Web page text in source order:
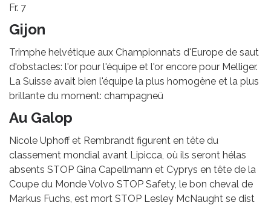
Fr. 7
Gijon
Trimphe helvétique aux Championnats d'Europe de saut
d'obstacles: l'or pour l'équipe et l'or encore pour Melliger.
La Suisse avait bien l'équipe la plus homogène et la plus
brillante du moment: champagneü
Au Galop
Nicole Uphoff et Rembrandt figurent en tête du
classement mondial avant Lipicca, où ils seront hélas
absents STOP Gina Capellmann et Cyprys en tête de la
Coupe du Monde Volvo STOP Safety, le bon cheval de
Markus Fuchs, est mort STOP Lesley McNaught se dist